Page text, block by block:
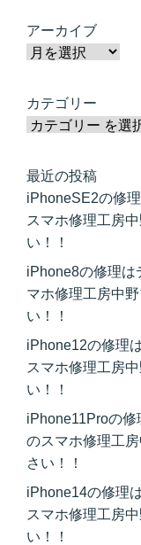
アーカイブ
カテゴリー
最近の投稿
iPhoneSE2の修
スマホ修理工房
い！！
iPhone8の修理は
マホ修理工房中
い！！
iPhone12の修理
スマホ修理工房
い！！
iPhone11Proの
のスマホ修理工
さい！！
iPhone14の修理
スマホ修理工房
い！！